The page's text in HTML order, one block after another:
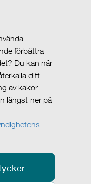
förbättra
Du kan när
ditt
av kakor
längst ner på